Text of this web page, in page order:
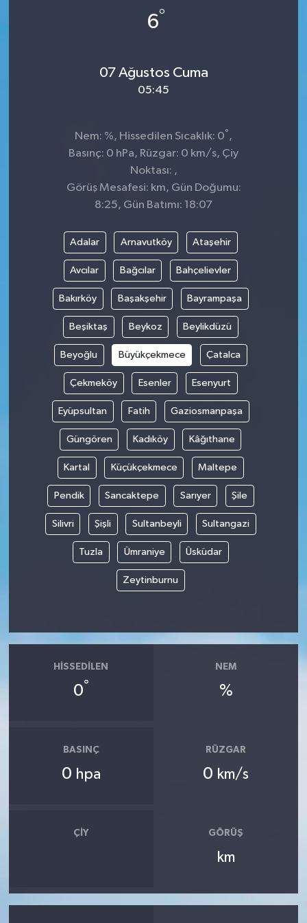
6°
07 Ağustos Cuma
05:45
Nem: %, Hissedilen Sıcaklık: 0° ,
Basınç: 0 hPa, Rüzgar: 0 km/s, Çiy
Noktası: ,
Görüş Mesafesi: km, Gün Doğumu:
8:25, Gün Batımı: 18:07
Adalar Arnavutköy Ataşehir
Avcılar Bağcılar Bahçelievler
Bakırköy Başakşehir Bayrampaşa
Beşiktaş Beykoz Beylikdüzü
Beyoğlu Büyükçekmece Çatalca
Çekmeköy Esenler Esenyurt
Eyüpsultan Fatih Gaziosmanpaşa
Güngören Kadıköy Kâğıthane
Kartal Küçükçekmece Maltepe
Pendik Sancaktepe Sarıyer Şile
Silivri Şişli Sultanbeyli Sultangazi
Tuzla Ümraniye Üsküdar
Zeytinburnu
HISSEDILEN
0°
NEM
%
BASINÇ
0 hpa
RÜZGAR
0 km/s
ÇIY GÖRÜŞ
km
haber ara
Günün Haberleri
Yazarlarımız
Tüm Makaleler
Tüm Haberler
Videolu Haberler
Son Dakika
Tüm Haberler